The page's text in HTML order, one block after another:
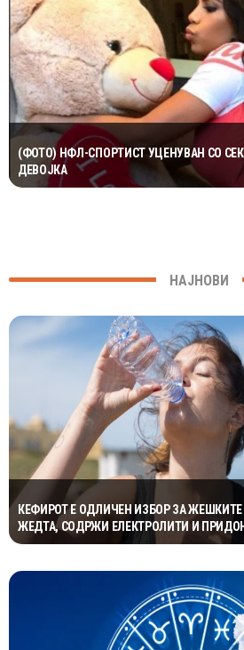
(ФОТО) НФЛ-СПОРТИСТ УЦЕНУВАН СО
ДЕВОЈКА
НАЈНОВИ
КЕФИРОТ Е ОДЛИЧЕН ИЗБОР ЗА ЖЕШКИТЕ
ЖЕДТА, СОДРЖИ ЕЛЕКТРОЛИТИ И
ДИГЕСТИЈА